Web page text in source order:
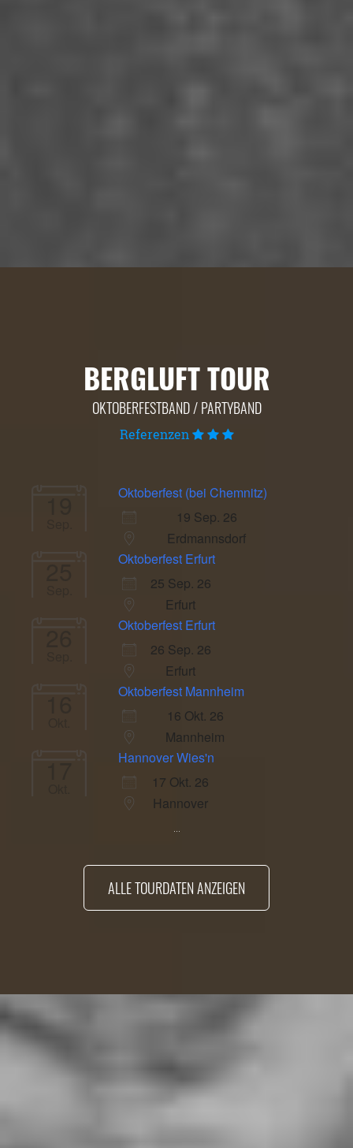
BERGLUFT TOUR
OKTOBERFESTBAND / PARTYBAND
Referenzen
19
Oktoberfest (bei Chemnitz)
19 Sep. 26
Erdmannsdorf
25
Oktoberfest Erfurt
25 Sep. 26
Erfurt
26
Oktoberfest Erfurt
26 Sep. 26
Erfurt
16
Oktoberfest Mannheim
16 Okt. 26
Mannheim
17
Hannover Wies'n
17 Okt. 26
Hannover
...
ALLE TOURDATEN ANZEIGEN